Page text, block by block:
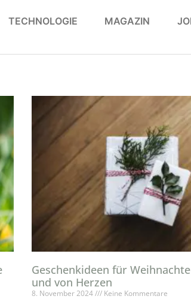
TECHNOLOGIE MAGAZIN
Geschenkideen für
und von Herzen
8. November 2024 Keine Kommentare